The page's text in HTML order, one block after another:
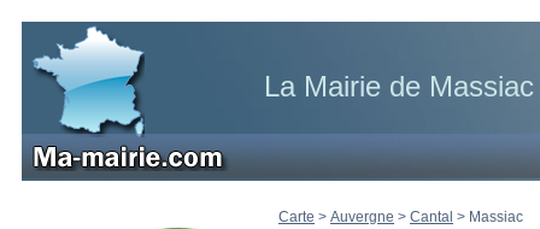
La Mairie de Massiac
Carte > Auvergne > Cantal > Massiac